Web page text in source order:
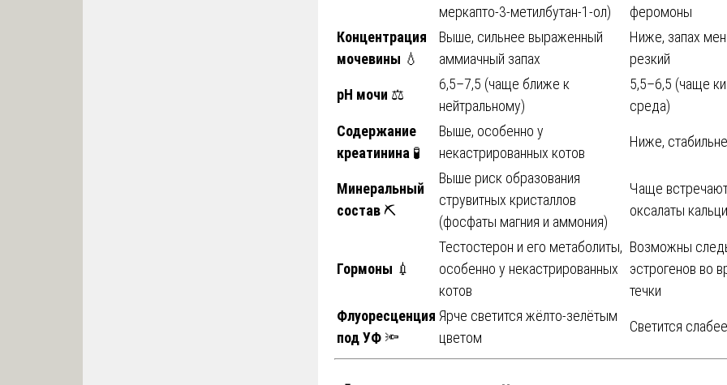
меркапто-3-метилбутан-1-ол)
феромоны
Концентрация
мочевины 💧
Выше, сильнее выраженный
аммиачный запах
Ниже, запах
резкий
pH мочи ⚖
6,5–7,5 (чаще ближе к
нейтральному)
5,5–6,5 (чаще
среда)
Содержание
креатинина 🧪
Выше, особенно у
некастрированных котов
Ниже,
Минеральный
состав ⛏
Выше риск образования
струвитных кристаллов
(фосфаты магния и аммония)
Чаще
оксалаты
Гормоны 💉
Тестостерон и его метаболиты,
особенно у некастрированных
котов
Возможны
эстрогенов во
течки
Флуоресценция
под УФ 🔦
Ярче светится жёлто-зелётым
цветом
Светится слабее